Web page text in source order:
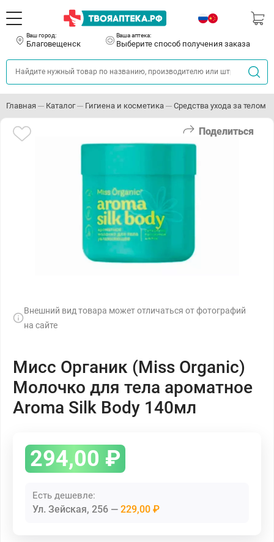
Ваш город:
Благовещенск
Ваша аптека:
Выберите способ получения заказа
Главная Каталог Гигиена и косметика Средства ухода за телом
Поделиться
Внешний вид товара может отличаться от фотографий
на сайте
Мисс Органик (Miss Organic)
Молочко для тела ароматное
Aroma Silk Body 140мл
294,00 ₽
Есть дешевле:
Ул. Зейская, 256 229,00 ₽